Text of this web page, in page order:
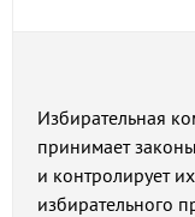
Избирательная
принимает
и контролирует
избирательного